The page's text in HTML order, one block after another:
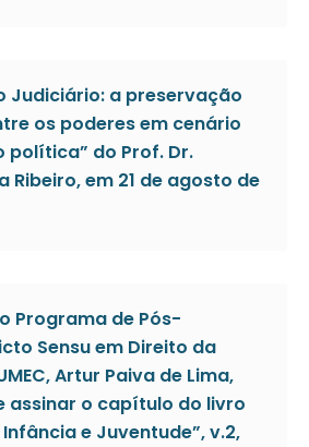
Judiciário: a preservação
os poderes em cenário
política” do Prof. Dr.
Ribeiro, em 21 de agosto de
Programa de Pós-
Sensu em Direito da
Artur Paiva de Lima,
assinar o capítulo do livro
e Juventude”, v.2,